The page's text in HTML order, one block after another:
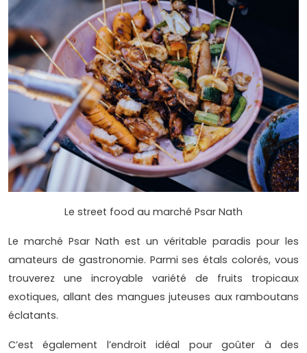
Le street food au marché Psar Nath
Le marché Psar Nath est un véritable paradis pour les
amateurs de gastronomie. Parmi ses étals colorés, vous
trouverez une incroyable variété de fruits tropicaux
exotiques, allant des mangues juteuses aux ramboutans
éclatants.
C’est également l’endroit idéal pour goûter à des